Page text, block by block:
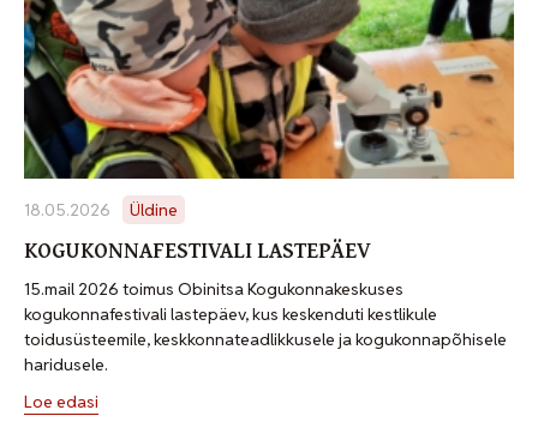
18.05.2026 Üldine
KOGUKONNAFESTIVALI LASTEPÄEV
15.mail 2026 toimus Obinitsa Kogukonnakeskuses
kogukonnafestivali lastepäev, kus keskenduti kestlikule
toidusüsteemile, keskkonnateadlikkusele ja kogukonnapõhisele
haridusele.
Loe edasi